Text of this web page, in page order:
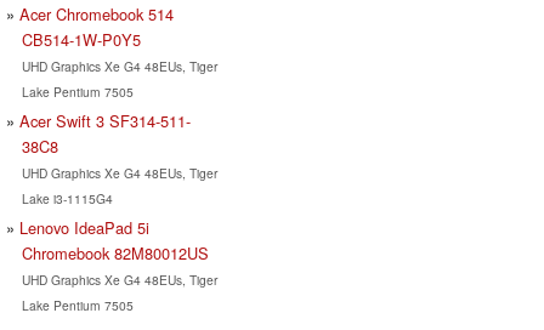
Acer Chromebook 514
CB514-1W-P0Y5
UHD Graphics Xe G4 48EUs, Tiger
Lake Pentium 7505
Acer Swift 3 SF314-511-
38C8
UHD Graphics Xe G4 48EUs, Tiger
Lake i3-1115G4
Lenovo IdeaPad 5i
Chromebook 82M80012US
UHD Graphics Xe G4 48EUs, Tiger
Lake Pentium 7505